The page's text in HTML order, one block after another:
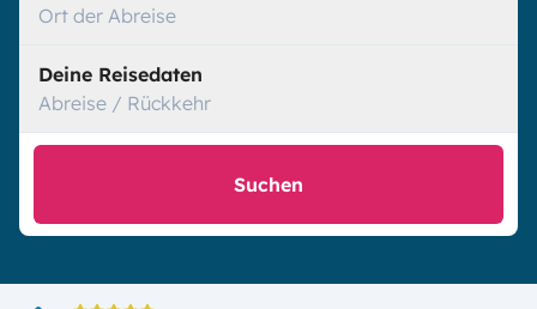
Ort der Abreise
Deine Reisedaten
Abreise / Rückkehr
Suchen